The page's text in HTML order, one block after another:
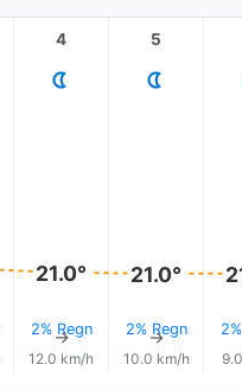
4
21.0°
2% Regn
↑
12.0 km/h
5
21.0°
2% Regn
↑
10.0 km/h